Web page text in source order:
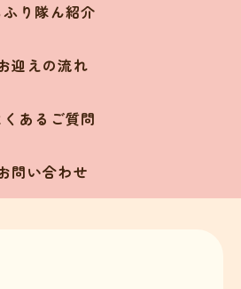
ふり隊ん紹介
迎えの流れ
くあるご質問
問い合わせ